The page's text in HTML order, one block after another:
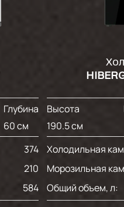
Глубина
60 см
374
210
584
Высота
190.5 см
Холодильная
Морозильная
Общий объем, л: